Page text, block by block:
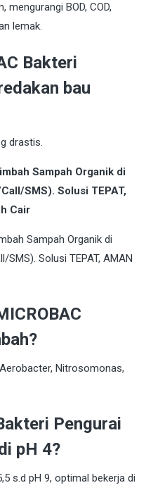
BOD, COD,
lemak.
Bakteri
bau
drastis.
Sampah Organik di
SMS). Solusi TEPAT,
Cair
Nitrosomonas,
Pengurai
pH 4?
s.d pH 9, optimal bekerja di